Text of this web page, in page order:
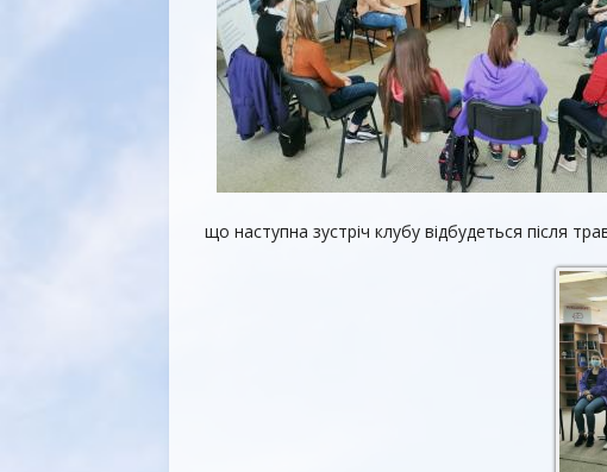
що наступна зустріч клубу відбудеться після